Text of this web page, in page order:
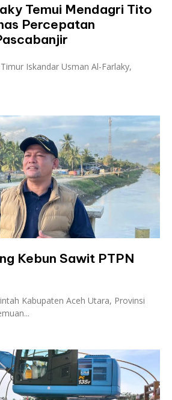
Temui Mendagri Tito
Percepatan
Iskandar Usman Al-Farlaky,
Kebun Sawit PTPN
Kabupaten Aceh Utara, Provinsi